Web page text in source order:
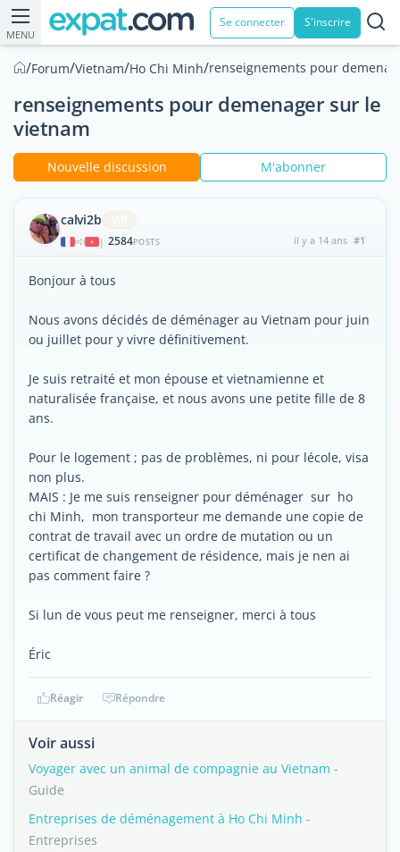
MENU
Se connecter S'inscrire
/Forum/Vietnam/Ho Chi Minh/renseignements pour
renseignements pour demenager sur le
vietnam
Nouvelle discussion M'abonner
calvi2b
| 2584POSTS il y a 14 ans #1
Bonjour à tous
Nous avons décidés de déménager au Vietnam pour juin
ou juillet pour y vivre définitivement.
Je suis retraité et mon épouse et vietnamienne et
naturalisée française, et nous avons une petite fille de 8
ans.
Pour le logement ; pas de problèmes, ni pour lécole, visa
non plus.
MAIS : Je me suis renseigner pour déménager sur ho
chi Minh, mon transporteur me demande une copie de
contrat de travail avec un ordre de mutation ou un
certificat de changement de résidence, mais je nen ai
pas comment faire ?
Si lun de vous peut me renseigner, merci à tous
Éric
Réagir Répondre
Voir aussi
Voyager avec un animal de compagnie au Vietnam -
Guide
Entreprises de déménagement à Ho Chi Minh -
Entreprises